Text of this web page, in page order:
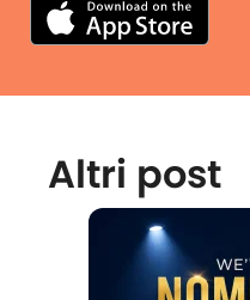
Altri post